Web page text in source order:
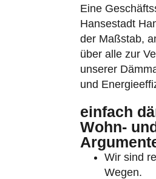
Umschalten auf hohe Kontraste
Eine
Hansestadt
der Maßstab,
über alle zur
unserer
und
einfach
Wohn-
Wir sind
Wegen.